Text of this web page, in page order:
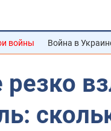
войны Война в
резко